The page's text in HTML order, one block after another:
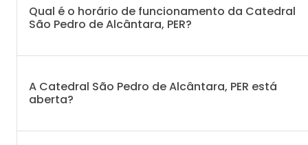
Qual é o horário de funcionamento da Catedral
São Pedro de Alcântara, PER?
A Catedral São Pedro de Alcântara, PER está
aberta?